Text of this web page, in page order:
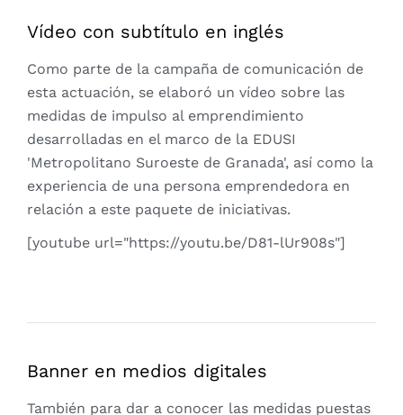
Vídeo con subtítulo en inglés
Como parte de la campaña de comunicación de
esta actuación, se elaboró un vídeo sobre las
medidas de impulso al emprendimiento
desarrolladas en el marco de la EDUSI
'Metropolitano Suroeste de Granada', así como la
experiencia de una persona emprendedora en
relación a este paquete de iniciativas.
[youtube url="https://youtu.be/D81-lUr908s"]
Banner en medios digitales
También para dar a conocer las medidas puestas